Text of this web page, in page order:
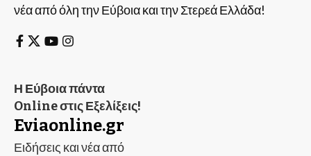
νέα από όλη την Εύβοια και την Στερεά Ελλάδα!
Η Εύβοια πάντα
Online στις Εξελίξεις!
Eviaonline.gr
Ειδήσεις και νέα από